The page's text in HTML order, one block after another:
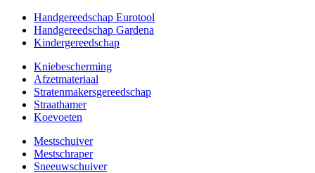
Handgereedschap Eurotool
Handgereedschap Gardena
Kindergereedschap
Kniebescherming
Afzetmateriaal
Stratenmakersgereedschap
Straathamer
Koevoeten
Mestschuiver
Mestschraper
Sneeuwschuiver